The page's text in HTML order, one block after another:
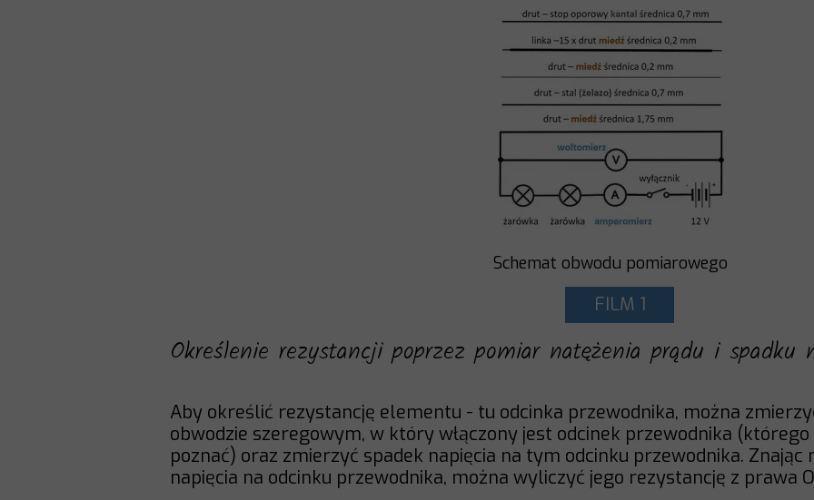
Schemat obwodu pomiarowego
FILM 1
Określenie rezystancji poprzez pomiar natężenia prądu i spadku
Aby określić rezystancję elementu - tu odcinka przewodnika, można
obwodzie szeregowym, w który włączony jest odcinek przewodnika
poznać) oraz zmierzyć spadek napięcia na tym odcinku przewodnika. Znając
napięcia na odcinku przewodnika, można wyliczyć jego rezystancję z prawa